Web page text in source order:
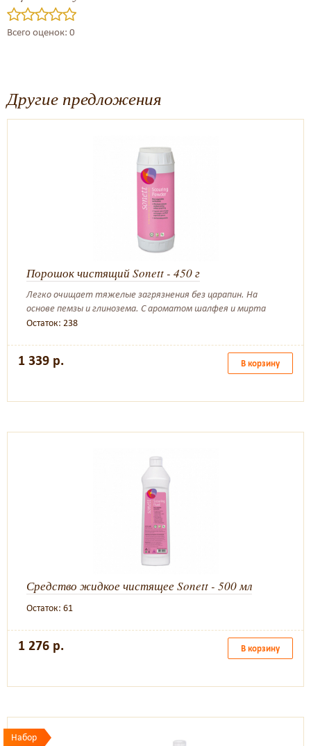
Всего оценок: 0
Другие предложения
Порошок чистящий Sonett - 450 г
Легко очищает тяжелые загрязнения без царапин. На
основе пемзы и глинозема. С ароматом шалфея и мирта
Остаток: 238
1 339 р. В корзину
Средство жидкое чистящее Sonett - 500 мл
Остаток: 61
1 276 р. В корзину
Набор